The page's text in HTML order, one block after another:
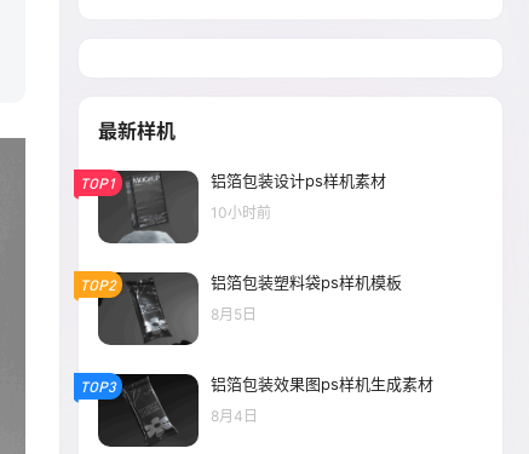
最新样机
TOP1 铝箔包装设计ps样机素材
10小时前
TOP2 铝箔包装塑料袋ps样机模板
8月5日
TOP3 铝箔包装效果图ps样机生成素材
8月4日